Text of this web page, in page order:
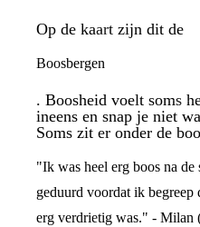
Op de kaart zijn dit de
Boosbergen
. Boosheid voelt soms
ineens en snap je niet
Soms zit er onder de
"Ik was heel erg boos na
geduurd voordat ik
erg verdrietig was." - Milan